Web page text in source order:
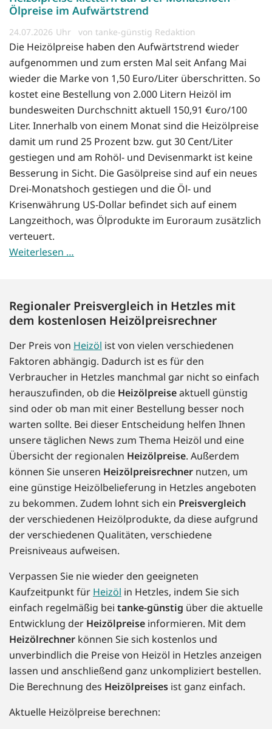
Ölpreise im Aufwärtstrend
24.07.2026 von tanke-günstig Redaktion
Die Heizölpreise haben den Aufwärtstrend wieder
aufgenommen und zum ersten Mal seit Anfang Mai
wieder die Marke von 1,50 Euro/Liter überschritten. So
kostet eine Bestellung von 2.000 Litern Heizöl im
bundesweiten Durchschnitt aktuell 150,91 €uro/100
Liter. Innerhalb von einem Monat sind die Heizölpreise
damit um rund 25 Prozent bzw. gut 30 Cent/Liter
gestiegen und am Rohöl- und Devisenmarkt ist keine
Besserung in Sicht. Die Gasölpreise sind auf ein neues
Drei-Monatshoch gestiegen und die Öl- und
Krisenwährung US-Dollar befindet sich auf einem
Langzeithoch, was Ölprodukte im Euroraum zusätzlich
verteuert.
Weiterlesen …
Regionaler Preisvergleich in Hetzles mit
dem kostenlosen Heizölpreisrechner
Der Preis von Heizöl ist von vielen verschiedenen
Faktoren abhängig. Dadurch ist es für den
Verbraucher in Hetzles manchmal gar nicht so einfach
herauszufinden, ob die Heizölpreiseaktuell günstig
sind oder ob man mit einer Bestellung besser noch
warten sollte. Bei dieser Entscheidung helfen Ihnen
unsere täglichen News zum Thema Heizöl und eine
Übersicht der regionalen Heizölpreise. Außerdem
können Sie unseren Heizölpreisrechner nutzen, um
eine günstige Heizölbelieferung in Hetzles angeboten
zu bekommen. Zudem lohnt sich ein Preisvergleich
der verschiedenen Heizölprodukte, da diese aufgrund
der verschiedenen Qualitäten, verschiedene
Preisniveaus aufweisen.
Verpassen Sie nie wieder den geeigneten
Kaufzeitpunkt für Heizöl in Hetzles, indem Sie sich
einfach regelmäßig bei tanke-günstig über die aktuelle
Entwicklung der Heizölpreise informieren. Mit dem
Heizölrechner können Sie sich kostenlos und
unverbindlich die Preise von Heizöl in Hetzles anzeigen
lassen und anschließend ganz unkompliziert bestellen.
Die Berechnung des Heizölpreises ist ganz einfach.
Aktuelle Heizölpreise berechnen: